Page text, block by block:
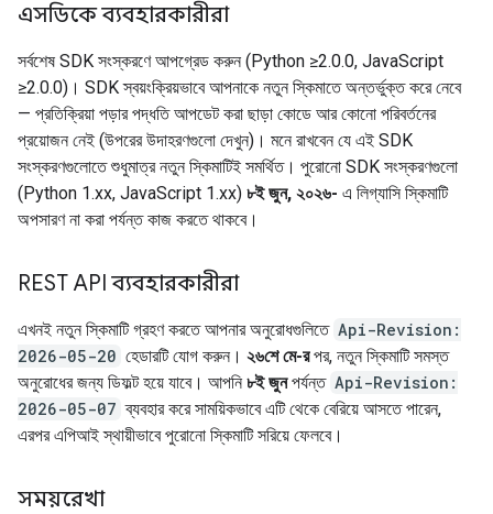
এসডিকে ব্যবহারকারীরা
সর্বশেষ SDK সংস্করণে আপগ্রেড করুন (Python ≥2.0.0, JavaScript
≥2.0.0)। SDK স্বয়ংক্রিয়ভাবে আপনাকে নতুন স্কিমাতে অন্তর্ভুক্ত করে নেবে
— প্রতিক্রিয়া পড়ার পদ্ধতি আপডেট করা ছাড়া কোডে আর কোনো পরিবর্তনের
প্রয়োজন নেই (উপরের উদাহরণগুলো দেখুন)। মনে রাখবেন যে এই SDK
সংস্করণগুলোতে শুধুমাত্র নতুন স্কিমাটিই সমর্থিত। পুরোনো SDK সংস্করণগুলো
(Python 1.xx, JavaScript 1.xx) ৮ই জুন, ২০২৬- এ লিগ্যাসি স্কিমাটি
অপসারণ না করা পর্যন্ত কাজ করতে থাকবে।
REST API ব্যবহারকারীরা
এখনই নতুন স্কিমাটি গ্রহণ করতে আপনার অনুরোধগুলিতে Api-Revision:
2026-05-20 হেডারটি যোগ করুন। ২৬শে মে-রপর, নতুন স্কিমাটি সমস্ত
অনুরোধের জন্য ডিফল্ট হয়ে যাবে। আপনি ৮ই জুনপর্যন্ত Api-Revision:
2026-05-07 ব্যবহার করে সাময়িকভাবে এটি থেকে বেরিয়ে আসতে পারেন,
এরপর এপিআই স্থায়ীভাবে পুরোনো স্কিমাটি সরিয়ে ফেলবে।
সময়রেখা